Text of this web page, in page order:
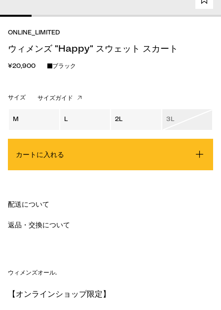
ONLINE_LIMITED
ウィメンズ "Happy" スウェット スカート
¥20,900 ブラック
サイズ サイズガイド
M L 2L 3L
カートに入れる
配送について
返品・交換について
ウィメンズオール.
【オンラインショップ限定】